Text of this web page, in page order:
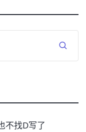
不找D写了